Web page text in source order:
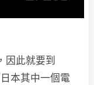
因此就要到
本其中一個電